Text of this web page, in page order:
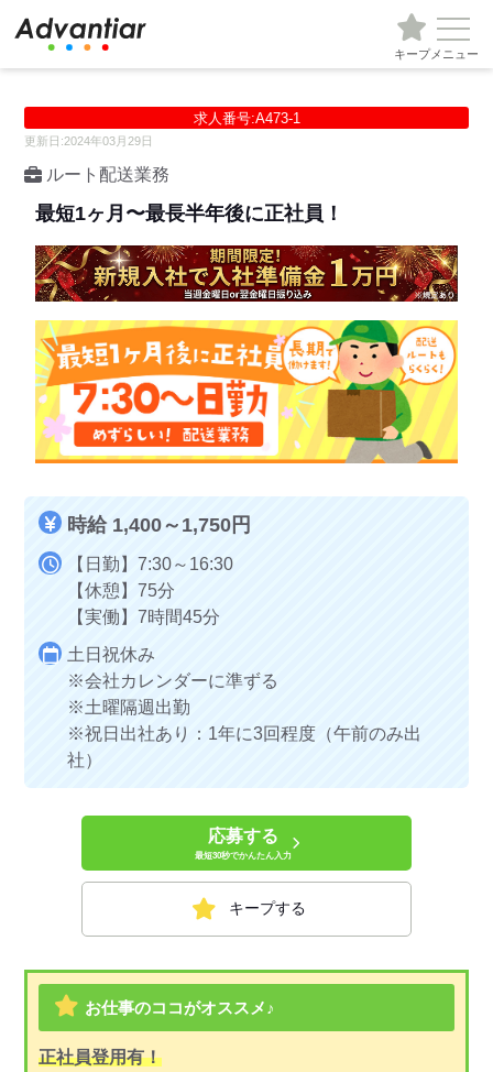
キープメニュー
求人番号:A473-1
更新日:2024年03月29日
ルート配送業務
最短1ヶ月〜最長半年後に正社員！
時給 1,400～1,750円
【日勤】7:30～16:30
【休憩】75分
【実働】7時間45分
土日祝休み
※会社カレンダーに準ずる
※土曜隔週出勤
※祝日出社あり：1年に3回程度（午前のみ出
社）
応募する
最短30秒でかんたん入力
キープする
お仕事のココがオススメ♪
正社員登用有！